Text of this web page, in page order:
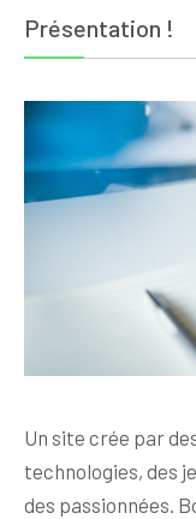
Présentation !
Un site crée par
technologies, des
des passionnées.